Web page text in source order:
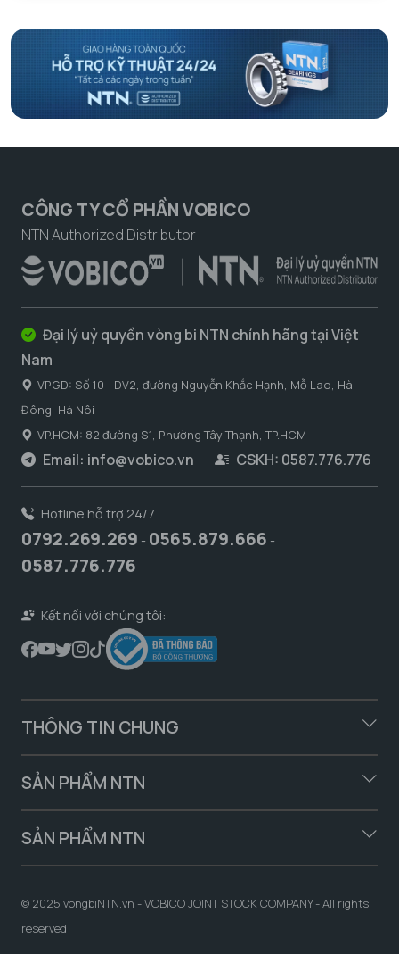
CÔNG TY CỔ PHẦN VOBICO
NTN Authorized Distributor
Đại lý uỷ quyền vòng bi NTN chính hãng tại Việt
Nam
VPGD: Số 10 - DV2, đường Nguyễn Khắc Hạnh, Mỗ Lao, Hà
Đông, Hà Nôi
VP.HCM: 82 đường S1, Phường Tây Thạnh, TP.HCM
Email: info@vobico.vn CSKH: 0587.776.776
Hotline hỗ trợ 24/7
0792.269.269 - 0565.879.666 -
0587.776.776
Kết nối với chúng tôi:
THÔNG TIN CHUNG
SẢN PHẨM NTN
SẢN PHẨM NTN
© 2025 vongbiNTN.vn - VOBICO JOINT STOCK COMPANY - All rights
reserved